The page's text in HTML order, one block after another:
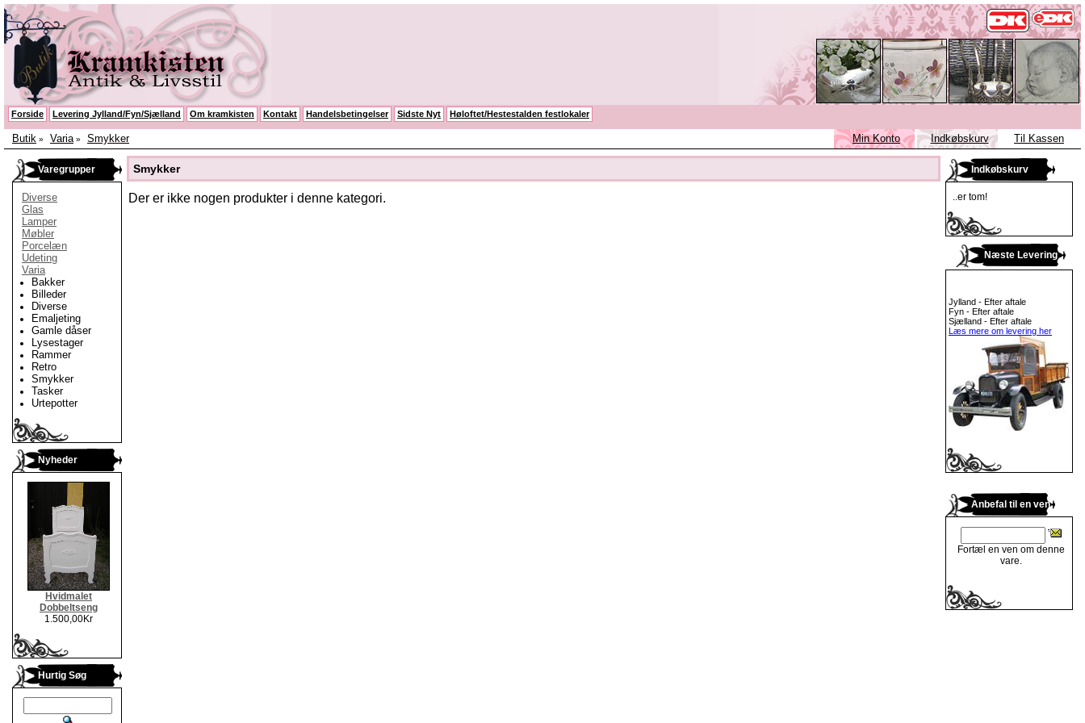
Forside Levering Jylland/Fyn/Sjælland Om kramkisten Kontakt Handelsbetingelser Sidste Nyt Høloftet/Hestestalden festlokaler
Butik » Varia » Smykker Min Konto Indkøbskurv Til Kassen
Varegrupper
Diverse
Glas
Lamper
Møbler
Porcelæn
Udeting
Varia
Bakker
Billeder
Diverse
Emaljeting
Gamle dåser
Lysestager
Rammer
Retro
Smykker
Tasker
Urtepotter
Nyheder
Hvidmalet
Dobbeltseng
1.500,00Kr
Hurtig Søg
Smykker
Der er ikke nogen produkter i denne kategori.
Indkøbskurv
..er tom!
Næste Levering
Jylland - Efter aftale
Fyn - Efter aftale
Sjælland - Efter aftale
Læs mere om levering her
Anbefal til en ven
Fortæl en ven om denne
vare.